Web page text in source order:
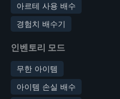
아르테 사용 배수
경험치 배수기
인벤토리 모드
무한 아이템
아이템 손실 배수